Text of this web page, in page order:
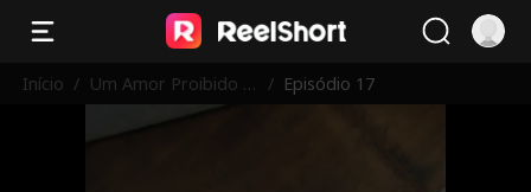
Início / Um Amor Proibido n
os Hamptons: O Irm
/ Episódio 17